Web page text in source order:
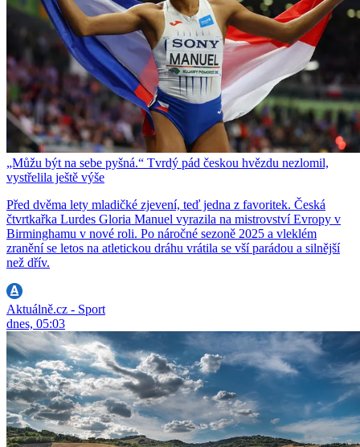
„Můžu být na sebe pyšná.“ Tvrdý pád českou hvězdu nezlomil,
vystřelila ještě výše
Před dvěma lety mladičké zjevení, teď jedna z favoritek. Česká
čtvrtkařka Lurdes Gloria Manuel vyrazila na mistrovství Evropy v
Birminghamu v nové roli. Po náročné sezoně 2025 a vleklém
zranění se letos na atletickou dráhu vrátila se vší parádou a silnější
než dřív.
Aktuálně.cz - Sport
dnes, 05:03